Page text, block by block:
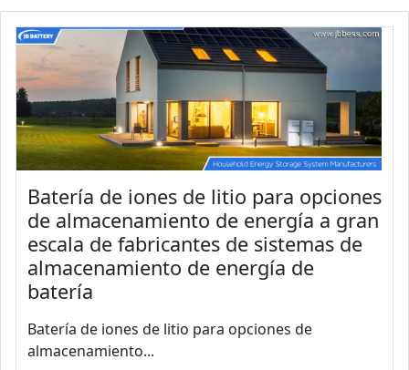
Batería de iones de litio para opciones
de almacenamiento de energía a gran
escala de fabricantes de sistemas de
almacenamiento de energía de
batería
Batería de iones de litio para opciones de
almacenamiento...